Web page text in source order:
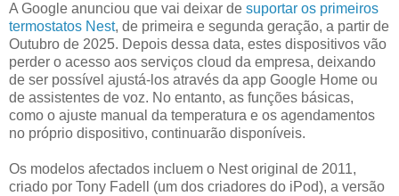
A Google anunciou que vai deixar de suportar os primeiros
termostatos Nest, de primeira e segunda geração, a partir de
Outubro de 2025. Depois dessa data, estes dispositivos vão
perder o acesso aos serviços cloud da empresa, deixando
de ser possível ajustá-los através da app Google Home ou
de assistentes de voz. No entanto, as funções básicas,
como o ajuste manual da temperatura e os agendamentos
no próprio dispositivo, continuarão disponíveis.
Os modelos afectados incluem o Nest original de 2011,
criado por Tony Fadell (um dos criadores do iPod), a versão